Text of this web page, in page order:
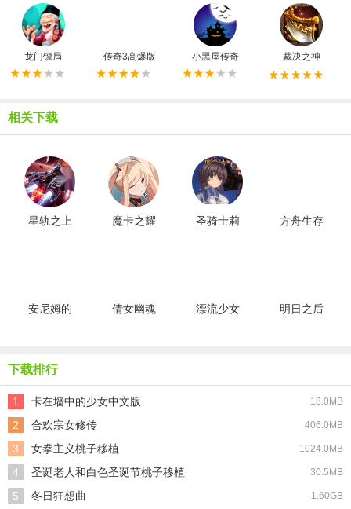
龙门镖局 传奇3高爆版 小黑屋传奇 裁决之神
相关下载
星轨之上
魔卡之耀
圣骑士莉
方舟生存
安尼姆的
倩女幽魂
漂流少女
明日之后
下载排行
1 卡在墙中的少女中文版 18.0MB
2 合欢宗女修传 406.0MB
3 女拳主义桃子移植 1024.0MB
4 圣诞老人和白色圣诞节桃子移植 30.5MB
5 冬日狂想曲 1.60GB